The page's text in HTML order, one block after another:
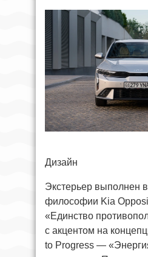
Дизайн
Экстерьер выполнен
философии Kia
«Единство
с акцентом на
to Progress —